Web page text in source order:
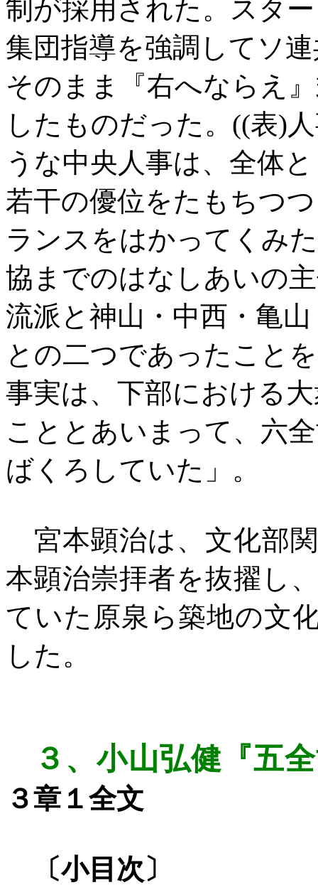
制が採用された。スタ
集団指導を強調してソ
そのまま『右へならえ
したものだった。 ((表)
うな中央人事は、全体
若干の優位をたもちつ
ランスをはかってくみ
協までのはなしあいの
流派と神山・中西・亀
との二つであったこと
事実は、下部における
こととあいまって、六
ばくろしていた」。
宮本顕治は、文化部
本顕治崇拝者を抜擢し
ていた原泉ら築地の文
した。
３、小山弘健『五
３章１全文
〔小目次〕